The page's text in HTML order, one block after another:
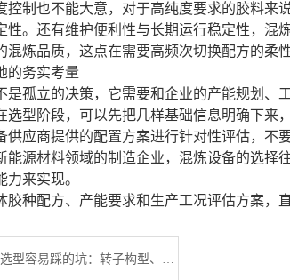
控制也不能大意，对于高纯度要求的胶料
性。还有维护便利性与长期运行稳定性，
混炼品质，这点在需要高频次切换配方的柔
的务实考量
是孤立的决策，它需要和企业的产能规划、
选型阶段，可以先把几样基础信息明确下
供应商提供的配置方案进行针对性评估，不
能源材料领域的制造企业，混炼设备的选
来实现。
胶种配方、产能要求和生产工况评估方案，
塑料啮合机选型容易踩的坑：转子构型、容积与温控精度怎么匹配